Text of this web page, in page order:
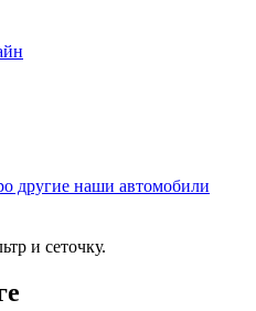
другие наши автомобили
и сеточку.